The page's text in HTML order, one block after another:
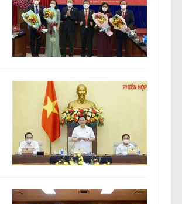
Shorts video
Podcast
EMagazine
Photo
Infographic
Góc ảnh
Công nghệ
Hitech Công nghệ tương lai